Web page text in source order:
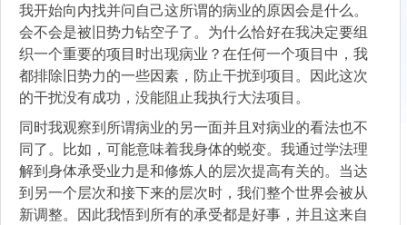
我开始向内找并问自己这所谓的病业的原因会是什么。
会不会是被旧势力钻空子了。为什么恰好在我决定要组
织一个重要的项目时出现病业？在任何一个项目中，我
都排除旧势力的一些因素，防止干扰到项目。因此这次
的干扰没有成功，没能阻止我执行大法项目。
同时我观察到所谓病业的另一面并且对病业的看法也不
同了。比如，可能意味着我身体的蜕变。我通过学法理
解到身体承受业力是和修炼人的层次提高有关的。当达
到另一个层次和接下来的层次时，我们整个世界会被从
新调整。因此我悟到所有的承受都是好事，并且这来自